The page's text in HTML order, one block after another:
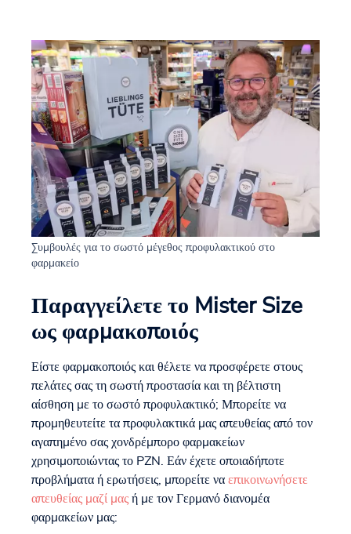
Συμβουλές για το σωστό μέγεθος προφυλακτικού στο
φαρμακείο
Παραγγείλετε το Mister Size
ως φαρμακοποιός
Είστε φαρμακοποιός και θέλετε να προσφέρετε στους
πελάτες σας τη σωστή προστασία και τη βέλτιστη
αίσθηση με το σωστό προφυλακτικό; Μπορείτε να
προμηθευτείτε τα προφυλακτικά μας απευθείας από τον
αγαπημένο σας χονδρέμπορο φαρμακείων
χρησιμοποιώντας το PZN. Εάν έχετε οποιαδήποτε
προβλήματα ή ερωτήσεις, μπορείτε ναεπικοινωνήσετε
απευθείας μαζί μαςή με τον Γερμανό διανομέα
φαρμακείων μας: